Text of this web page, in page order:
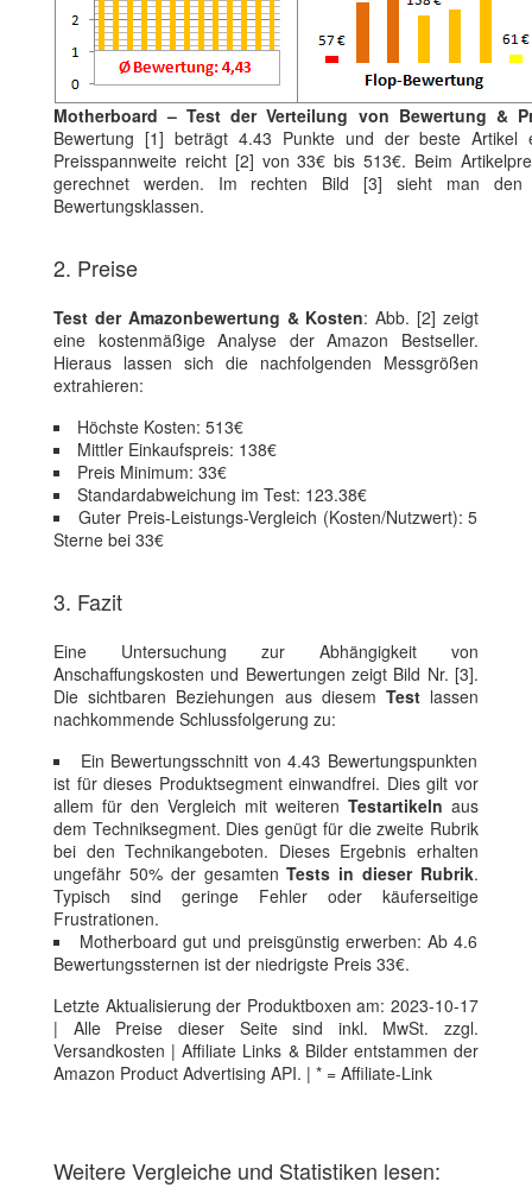
Motherboard – Test der Verteilung von Bewertung &
Bewertung [1] beträgt 4.43 Punkte und der beste Artikel
Preisspannweite reicht [2] von 33€ bis 513€. Beim
gerechnet werden. Im rechten Bild [3] sieht man den
Bewertungsklassen.
2. Preise
Test der Amazonbewertung & Kosten: Abb. [2] zeigt
eine kostenmäßige Analyse der Amazon Bestseller.
Hieraus lassen sich die nachfolgenden Messgrößen
extrahieren:
Höchste Kosten: 513€
Mittler Einkaufspreis: 138€
Preis Minimum: 33€
Standardabweichung im Test: 123.38€
Guter Preis-Leistungs-Vergleich (Kosten/Nutzwert): 5
Sterne bei 33€
3. Fazit
Eine Untersuchung zur Abhängigkeit von
Anschaffungskosten und Bewertungen zeigt Bild Nr. [3].
Die sichtbaren Beziehungen aus diesem Testlassen
nachkommende Schlussfolgerung zu:
Ein Bewertungsschnitt von 4.43 Bewertungspunkten
ist für dieses Produktsegment einwandfrei. Dies gilt vor
allem für den Vergleich mit weiteren Testartikeln aus
dem Techniksegment. Dies genügt für die zweite Rubrik
bei den Technikangeboten. Dieses Ergebnis erhalten
ungefähr 50% der gesamtenTests in dieser Rubrik.
Typisch sind geringe Fehler oder käuferseitige
Frustrationen.
Motherboard gut und preisgünstig erwerben: Ab 4.6
Bewertungssternen ist der niedrigste Preis 33€.
Letzte Aktualisierung der Produktboxen am: 2023-10-17
| Alle Preise dieser Seite sind inkl. MwSt. zzgl.
Versandkosten | Affiliate Links & Bilder entstammen der
Amazon Product Advertising API. | * = Affiliate-Link
Weitere Vergleiche und Statistiken lesen: